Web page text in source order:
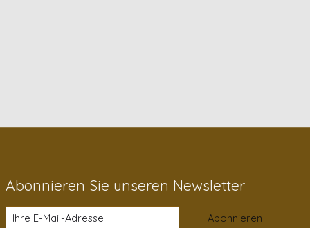
Abonnieren Sie unseren Newsletter
Abonnieren